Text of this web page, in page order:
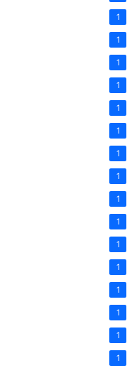
1
1
1
1
1
1
1
1
1
1
1
1
1
1
1
1